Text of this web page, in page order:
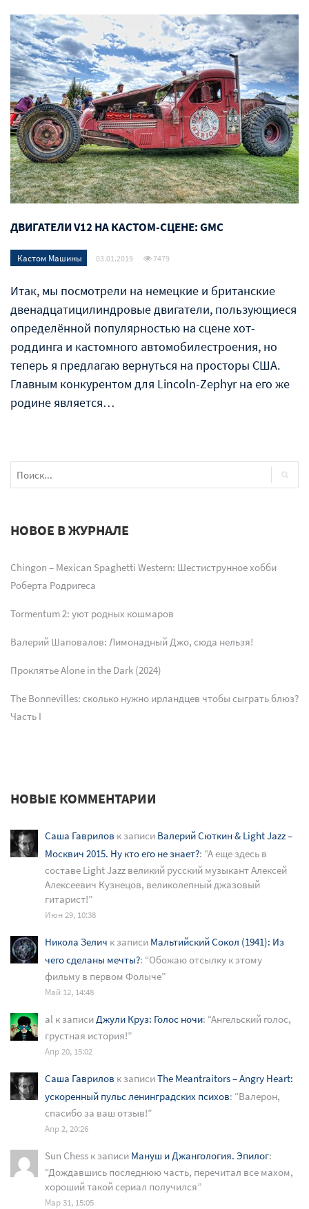
ДВИГАТЕЛИ V12 НА КАСТОМ-СЦЕНЕ: GMC
Кастом Машины 03.01.2019 7479
Итак, мы посмотрели на немецкие и британские
двенадцатицилиндровые двигатели, пользующиеся
определённой популярностью на сцене хот-
роддинга и кастомного автомобилестроения, но
теперь я предлагаю вернуться на просторы США.
Главным конкурентом для Lincoln-Zephyr на его же
родине является…
НОВОЕ В ЖУРНАЛЕ
Chingon – Mexican Spaghetti Western: Шестиструнное хобби
Роберта Родригеса
Tormentum 2: уют родных кошмаров
Валерий Шаповалов: Лимонадный Джо, сюда нельзя!
Проклятье Alone in the Dark (2024)
The Bonnevilles: сколько нужно ирландцев чтобы сыграть блюз?
Часть I
НОВЫЕ КОММЕНТАРИИ
Саша Гаврилов к записи Валерий Сюткин & Light Jazz –
Москвич 2015. Ну кто его не знает?: “А еще здесь в
составе Light Jazz великий русский музыкант Алексей
Алексеевич Кузнецов, великолепный джазовый
гитарист!”
Июн 29, 10:38
Никола Зелич к записи Мальтийский Сокол (1941): Из
чего сделаны мечты?: “Обожаю отсылку к этому
фильму в первом Фолыче”
Май 12, 14:48
al к записиДжули Круз: Голос ночи: “Ангельский голос,
грустная история!”
Апр 20, 15:02
Саша Гаврилов к записиThe Meantraitors – Angry Heart:
ускоренный пульс ленинградских психов: “Валерон,
спасибо за ваш отзыв!”
Апр 2, 20:26
Sun Chess к записи Мануш и Джангология. Эпилог:
“Дождавшись последнюю часть, перечитал все махом,
хороший такой сериал получился”
Мар 31, 15:05